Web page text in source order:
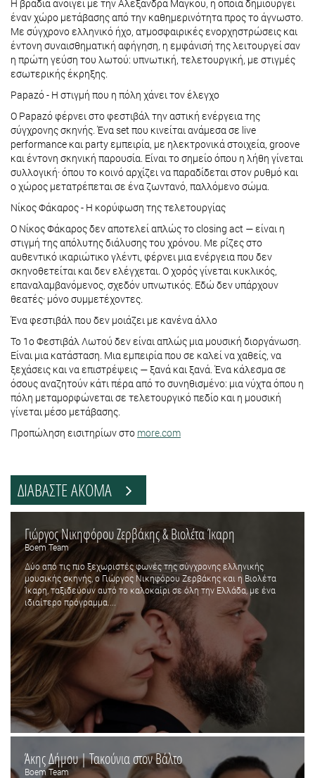
Η βραδιά ανοίγει με την Αλεξάνδρα Μάγκου, η οποία δημιουργεί
έναν χώρο μετάβασης από την καθημερινότητα προς το άγνωστο.
Με σύγχρονο ελληνικό ήχο, ατμοσφαιρικές ενορχηστρώσεις και
έντονη συναισθηματική αφήγηση, η εμφάνισή της λειτουργεί σαν
η πρώτη γεύση του λωτού: υπνωτική, τελετουργική, με στιγμές
εσωτερικής έκρηξης.
Papazό - Η στιγμή που η πόλη χάνει τον έλεγχο
Ο Papazό φέρνει στο φεστιβάλ την αστική ενέργεια της
σύγχρονης σκηνής. Ένα set που κινείται ανάμεσα σε live
performance και party εμπειρία, με ηλεκτρονικά στοιχεία, groove
και έντονη σκηνική παρουσία. Είναι το σημείο όπου η λήθη γίνεται
συλλογική· όπου το κοινό αρχίζει να παραδίδεται στον ρυθμό και
ο χώρος μετατρέπεται σε ένα ζωντανό, παλλόμενο σώμα.
Νίκος Φάκαρος - Η κορύφωση της τελετουργίας
Ο Νίκος Φάκαρος δεν αποτελεί απλώς το closing act — είναι η
στιγμή της απόλυτης διάλυσης του χρόνου. Με ρίζες στο
αυθεντικό ικαριώτικο γλέντι, φέρνει μια ενέργεια που δεν
σκηνοθετείται και δεν ελέγχεται. Ο χορός γίνεται κυκλικός,
επαναλαμβανόμενος, σχεδόν υπνωτικός. Εδώ δεν υπάρχουν
θεατές· μόνο συμμετέχοντες.
Ένα φεστιβάλ που δεν μοιάζει με κανένα άλλο
Το 1ο Φεστιβάλ Λωτού δεν είναι απλώς μια μουσική διοργάνωση.
Είναι μια κατάσταση. Μια εμπειρία που σε καλεί να χαθείς, να
ξεχάσεις και να επιστρέψεις — ξανά και ξανά. Ένα κάλεσμα σε
όσους αναζητούν κάτι πέρα από το συνηθισμένο: μια νύχτα όπου η
πόλη μεταμορφώνεται σε τελετουργικό πεδίο και η μουσική
γίνεται μέσο μετάβασης.
Προπώληση εισιτηρίων στο more.com
ΔΙΑΒΑΣΤΕ ΑΚΟΜΑ
Γιώργος Νικηφόρου Ζερβάκης & Βιολέτα Ίκαρη
Boem Team
Δύο από τις πιο ξεχωριστές φωνές της σύγχρονης ελληνικής
μουσικής σκηνής, ο Γιώργος Νικηφόρου Ζερβάκης και η Βιολέτα
Ίκαρη, ταξιδεύουν αυτό το καλοκαίρι σε όλη την Ελλάδα, με ένα
ιδιαίτερο πρόγραμμα....
Άκης Δήμου | Τακούνια στον Βάλτο
Boem Team